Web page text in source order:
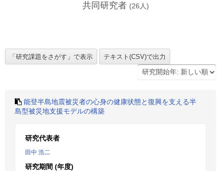
共同研究者 (26 人)
能登半島地震被災者の心身の健康状態と復興を支える半
島型被災地支援モデルの構築
研究代表者
田中 浩二
研究期間 (年度)